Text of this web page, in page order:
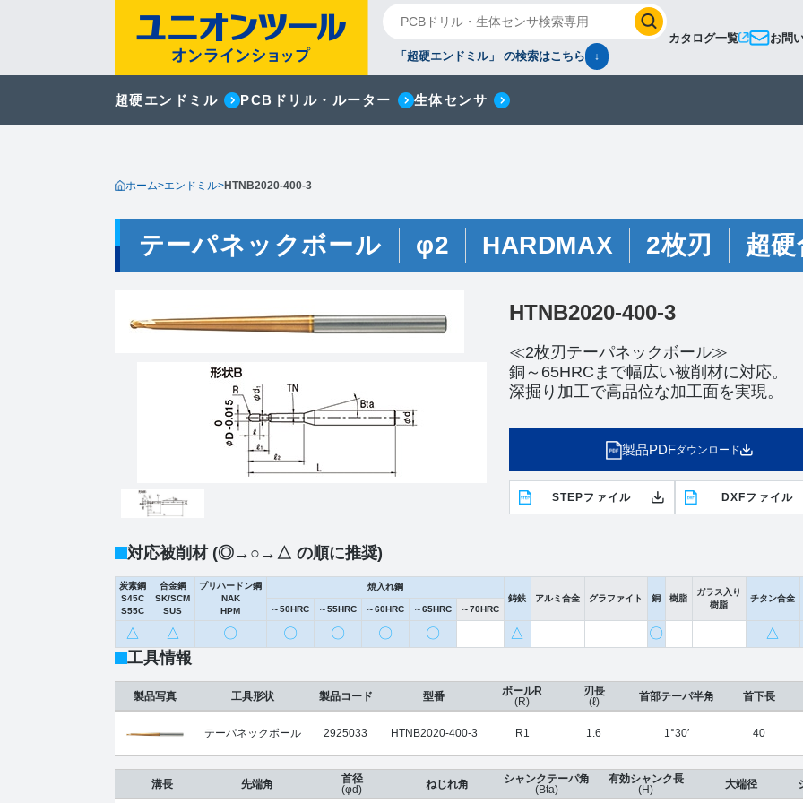
カタログ一覧
お問
「超硬エンドミル」 の検索はこちら
↓
超硬エンドミル PCBドリル・ルーター 生体センサ
ホーム>エンドミル>HTNB2020-400-3
テーパネックボール φ2 HARDMAX 2枚刃 超
HTNB2020-400-3
≪2枚刃テーパネックボール≫
銅～65HRCまで幅広い被削材に対応。
深掘り加工で高品位な加工面を実現。
製品PDFダウンロード
STEPファイル DXFファイル
対応被削材 (◎→○→△ の順に推奨)
炭素鋼
S45C
S55C
合金鋼
SK/SCM
SUS
プリハードン鋼
NAK
HPM
焼入れ鋼
鋳鉄
アルミ合金 グラファイト 銅 樹脂
ガラス入り
樹脂
チタン合金
～50HRC
～55HRC ～60HRC ～65HRC ～70HRC
△ △ 〇 〇 〇 〇 〇 △ 〇 △
工具情報
製品写真 工具形状
テーパネックボール
製品コード
2925033
型番
HTNB2020-400-3
ボールR
(R)
R1
刃長
(ℓ)
1.6
首部テーパ半角
1°30′
首下長
40
溝長 先端角
首径
(φd)
ねじれ角
シャンクテーパ角
(Bta)
有効シャンク長
(H)
大端径